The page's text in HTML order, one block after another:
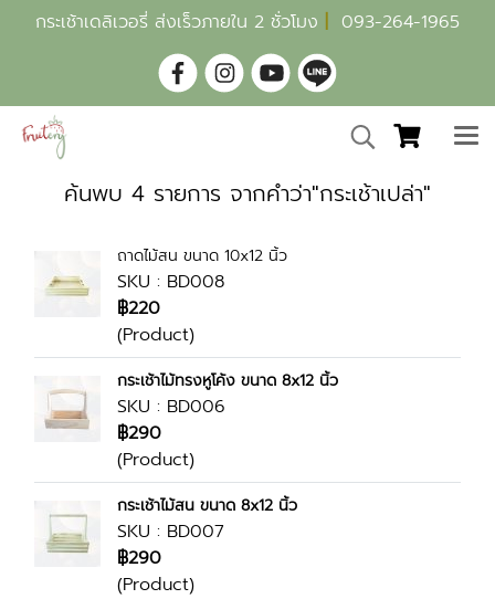
กระเช้าเดลิเวอรี่ ส่งเร็วภายใน 2 ชั่วโมง 093-264-1965
ค้นพบ 4 รายการ จากคำว่า"กระเช้าเปล่า"
ถาดไม้สน ขนาด 10x12 นิ้ว
SKU : BD008
฿220
(Product)
กระเช้าไม้ทรงหูโค้ง ขนาด 8x12 นิ้ว
SKU : BD006
฿290
(Product)
กระเช้าไม้สน ขนาด 8x12 นิ้ว
SKU : BD007
฿290
(Product)